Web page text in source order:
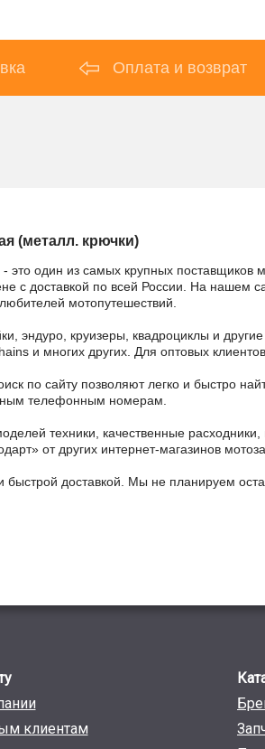
Оплата и возврат
(металл. крючки)
это один из самых крупных
с доставкой по всей России. На нашем
мотопутешествий.
эндуро, круизеры, квадроциклы и
и многих других. Для оптовых
по сайту позволяют легко и быстро
телефонным номерам.
техники, качественные
от других интернет-магазинов
доставкой. Мы не планируем
клиентам